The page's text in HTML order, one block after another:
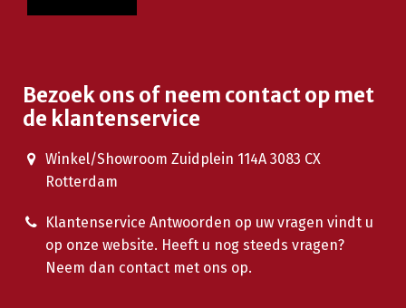
Bezoek ons of neem contact op met
de klantenservice
Winkel/Showroom Zuidplein 114A 3083 CX
Rotterdam
Klantenservice Antwoorden op uw vragen vindt u
op onze website. Heeft u nog steeds vragen?
Neem dan contact met ons op.